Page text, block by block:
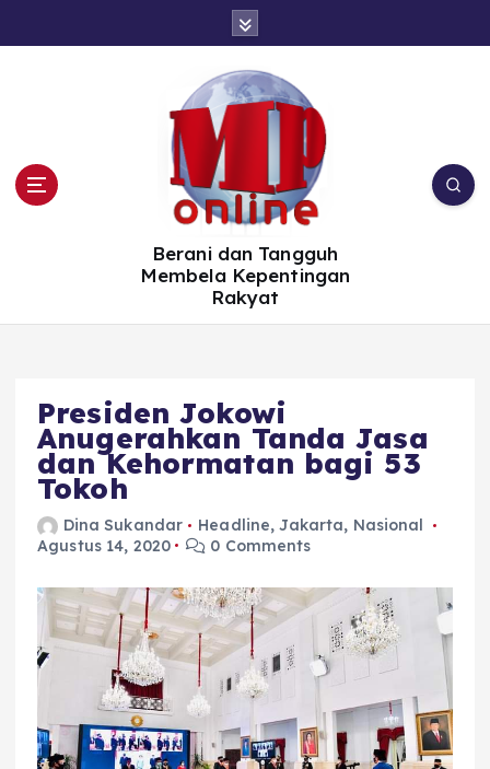
Berani dan Tangguh
Membela Kepentingan
Rakyat
Presiden Jokowi
Anugerahkan Tanda Jasa
dan Kehormatan bagi 53
Tokoh
Dina Sukandar Headline,Jakarta, Nasional
Agustus 14, 2020
0 Comments